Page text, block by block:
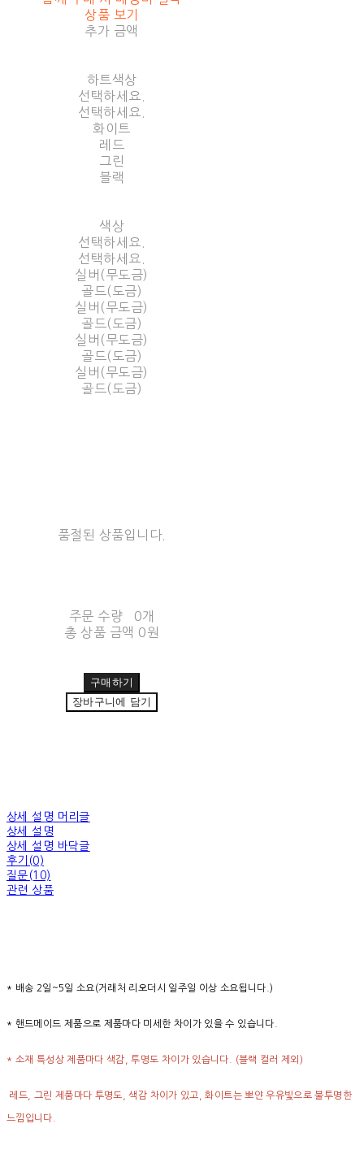
상품 보기
추가 금액
하트색상
선택하세요.
선택하세요.
화이트
레드
그린
블랙
색상
선택하세요.
선택하세요.
실버(무도금)
골드(도금)
실버(무도금)
골드(도금)
실버(무도금)
골드(도금)
실버(무도금)
골드(도금)
품절된 상품입니다.
주문 수량
0개
총 상품 금액 0원
구매하기
장바구니에 담기
상세 설명 머리글
상세 설명
상세 설명 바닥글
후기(0)
질문(10)
관련 상품
* 배송 2일~5일 소요(거래처 리오더시 일주일 이상 소요됩니다.)
* 핸드메이드 제품으로 제품마다 미세한 차이가 있을 수 있습니다.
* 소재 특성상 제품마다 색감, 투명도 차이가 있습니다. (블랙 컬러 제외)
레드, 그린 제품마다 투명도, 색감 차이가 있고, 화이트는 뽀얀 우유빛으로 불투명한
느낌입니다.